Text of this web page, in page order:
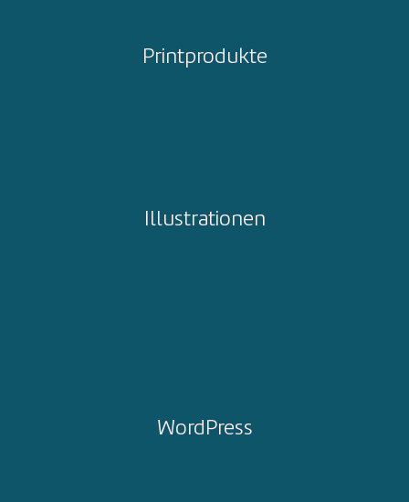
Printprodukte
Illustrationen
WordPress